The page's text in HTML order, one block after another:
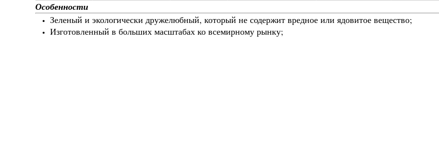
Особенности
Зеленый и экологически дружелюбный, который не содержит вредное или ядовитое вещество;
Изготовленный в больших масштабах ко всемирному рынку;